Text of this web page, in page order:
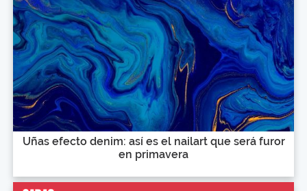
Uñas efecto denim: así es el nailart que será furor
en primavera